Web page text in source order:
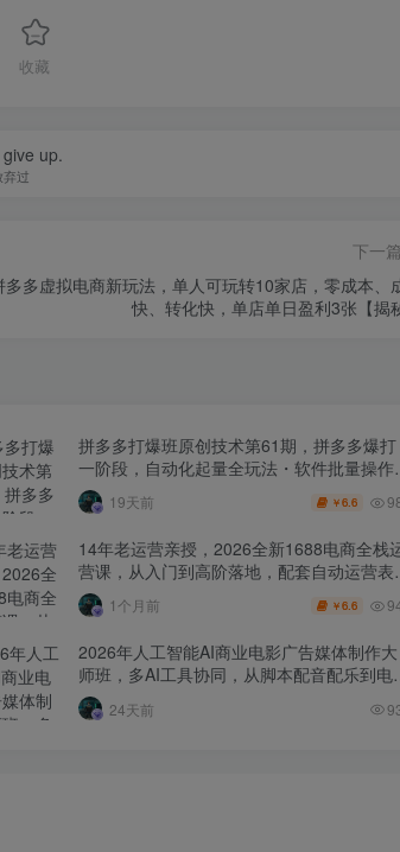
收藏
up.
过
下一篇
多多虚拟电商新玩法，单人可玩转10家店，零成本、
快、转化快，单店单日盈利3张【揭
拼多多打爆班原创技术第61期，拼多多爆打
一阶段，自动化起量全玩法・软件批量操作
投产优化・大促矩阵实战课
19天前 ￥6.6
14年老运营亲授，2026全新1688电商全栈
营课，从入门到高阶落地，配套自动运营表
+工具包+直播诊断等
1个月前 ￥6.6
2026年人工智能AI商业电影广告媒体制作大
师班，多AI工具协同，从脚本配音配乐到电
级短片、品牌广告全流程实战（中英字幕）
24天前